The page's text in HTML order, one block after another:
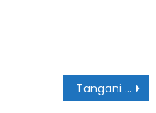
Tangani Dampak Covid-19, Bayek: Orang Kaya Harus Bantu yang Miskin